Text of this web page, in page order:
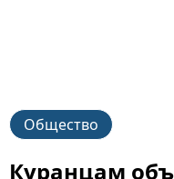
Общество
Куранцам